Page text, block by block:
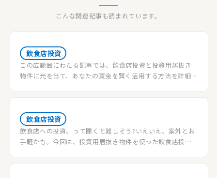
こんな関連記事も読まれています。
飲食店投資
この広範囲にわたる記事では、飲食店投資と投資用居抜き
物件に光を当て、あなたの資金を賢く活用する方法を詳細に
を提供するのか、その秘密を明かします。
飲食店投資
飲食店への投資、って聞くと難しそう?いえいえ、案外とお
手軽かも。今回は、投資用居抜き物件を使った飲食店投資
あなたも飲食店オーナーの仲間入り!